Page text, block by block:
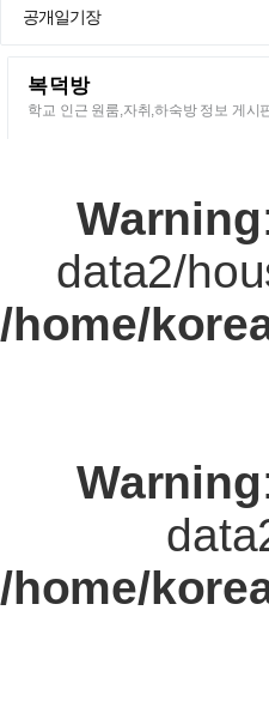
공개일기장
복덕방
학교 인근 원룸,자취,하숙방 정보 게시
Warning
data2/
/home/
Warning
/home/